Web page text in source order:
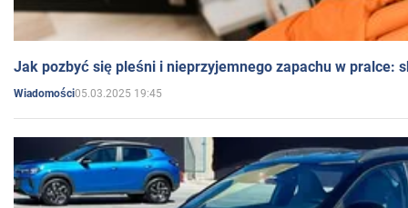
Jak pozbyć się pleśni i nieprzyjemnego zapachu w pralce:
Wiadomości05.03.2025 19:45